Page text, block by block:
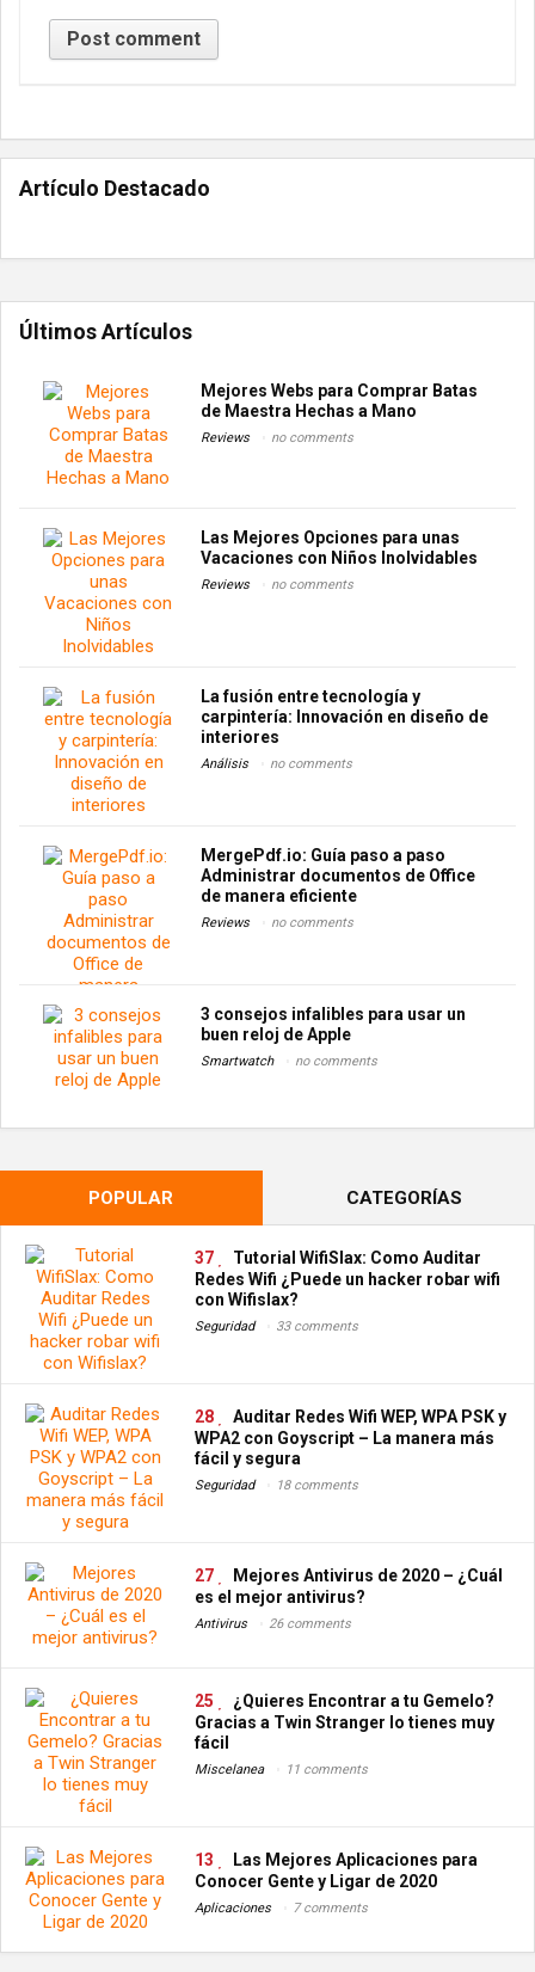
Artículo Destacado
Últimos Artículos
Mejores Webs para Comprar Batas
de Maestra Hechas a Mano
Reviews no comments
Las Mejores Opciones para unas
Vacaciones con Niños Inolvidables
Reviews no comments
La fusión entre tecnología y
carpintería: Innovación en diseño de
interiores
Análisis no comments
MergePdf.io: Guía paso a paso
Administrar documentos de Office
de manera eficiente
Reviews no comments
3 consejos infalibles para usar un
buen reloj de Apple
Smartwatch no comments
POPULAR CATEGORÍAS
37
Tutorial WifiSlax: Como Auditar
Redes Wifi ¿Puede un hacker robar wifi
con Wifislax?
Seguridad 33 comments
28
Auditar Redes Wifi WEP, WPA PSK y
WPA2 con Goyscript – La manera más
fácil y segura
Seguridad 18 comments
27
Mejores Antivirus de 2020 – ¿Cuál
es el mejor antivirus?
Antivirus 26 comments
25
¿Quieres Encontrar a tu Gemelo?
Gracias a Twin Stranger lo tienes muy
fácil
Miscelanea 11 comments
13
Las Mejores Aplicaciones para
Conocer Gente y Ligar de 2020
Aplicaciones 7 comments